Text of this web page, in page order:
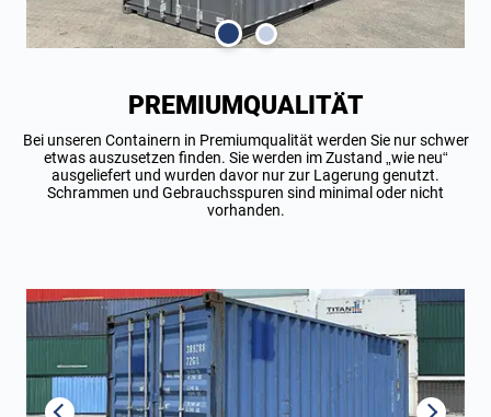
PREMIUMQUALITÄT
Bei unseren Containern in Premiumqualität werden Sie nur schwer
etwas auszusetzen finden. Sie werden im Zustand „wie neu“
ausgeliefert und wurden davor nur zur Lagerung genutzt.
Schrammen und Gebrauchsspuren sind minimal oder nicht
vorhanden.